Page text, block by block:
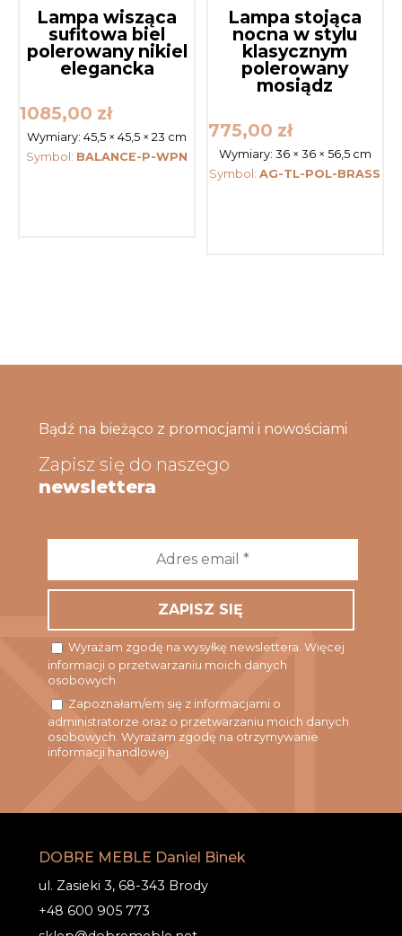
Lampa wisząca
sufitowa biel
polerowany nikiel
elegancka
1085,00 zł
Wymiary:45,5 × 45,5 × 23 cm
Symbol: BALANCE-P-WPN
Lampa stojąca
nocna w stylu
klasycznym
polerowany
mosiądz
775,00 zł
Wymiary: 36 × 36 × 56,5 cm
Symbol:AG-TL-POL-BRASS
Bądź na bieżąco z promocjami i nowościami
Zapisz się do naszego
newslettera
*
Wyrażam zgodę na wysyłkę newslettera. Więcej
informacji o przetwarzaniu moich danych
osobowych
Zapoznałam/em się z informacjami o
administratorze oraz o przetwarzaniu moich danych
osobowych. Wyrażam zgodę na otrzymywanie
informacji handlowej.
DOBRE MEBLE Daniel Binek
ul. Zasieki 3, 68-343 Brody
+48 600 905 773